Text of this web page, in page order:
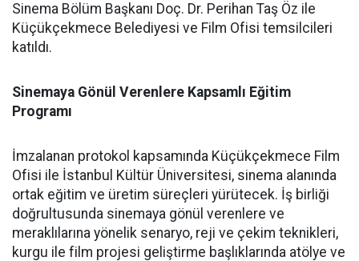
Sinema Bölüm Başkanı Doç. Dr. Perihan Taş Öz ile
Küçükçekmece Belediyesi ve Film Ofisi temsilcileri
katıldı.
Sinemaya Gönül Verenlere Kapsamlı Eğitim
Programı
İmzalanan protokol kapsamında Küçükçekmece Film
Ofisi ile İstanbul Kültür Üniversitesi, sinema alanında
ortak eğitim ve üretim süreçleri yürütecek. İş birliği
doğrultusunda sinemaya gönül verenlere ve
meraklılarına yönelik senaryo, reji ve çekim teknikleri,
kurgu ile film projesi geliştirme başlıklarında atölye ve